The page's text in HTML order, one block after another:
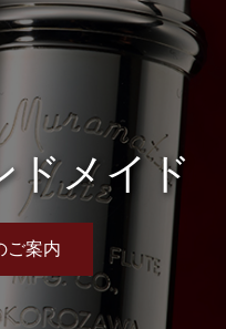
ご案内
ドメイド